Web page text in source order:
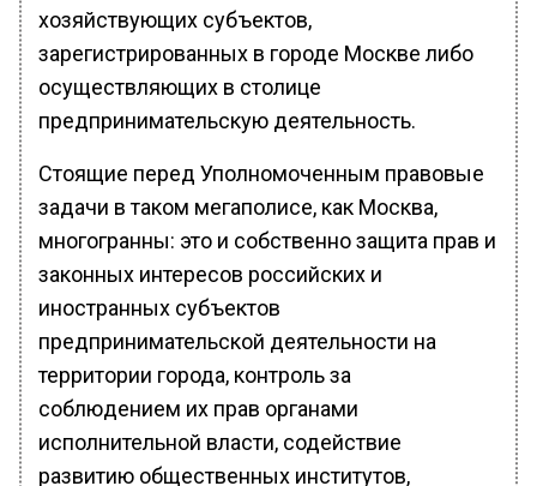
хозяйствующих субъектов,
зарегистрированных в городе Москве либо
осуществляющих в столице
предпринимательскую деятельность.
Стоящие перед Уполномоченным правовые
задачи в таком мегаполисе, как Москва,
многогранны: это и собственно защита прав и
законных интересов российских и
иностранных субъектов
предпринимательской деятельности на
территории города, контроль за
соблюдением их прав органами
исполнительной власти, содействие
развитию общественных институтов,